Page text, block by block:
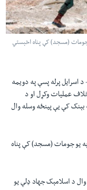
جومات (مسجد) کې پناه اخېستي
د اسرایل پرله پسې په دویمه
عملیات وکړل او د
کې يې پينځه وسله وال
په یو جومات (مسجد) کې پناه
د اسلامېک جهاد ډلې یو